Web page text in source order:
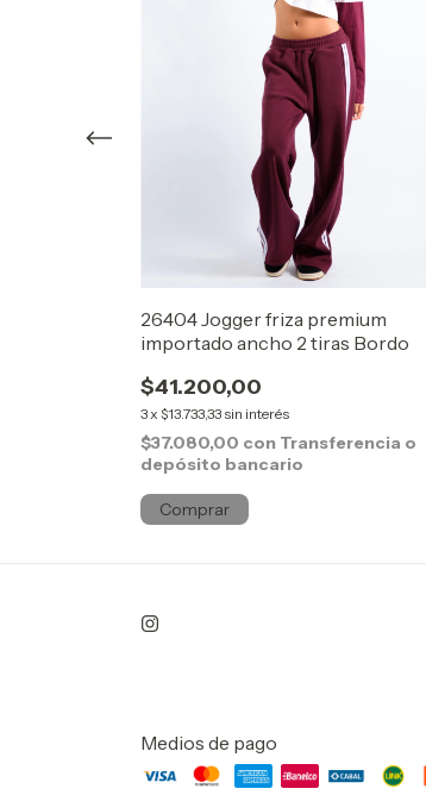
26404 Jogger friza premium
importado ancho 2 tiras Bordo
$41.200,00
3x $13.733,33 sin interés
$37.080,00 con Transferencia o
depósito bancario
Comprar
Medios de pago